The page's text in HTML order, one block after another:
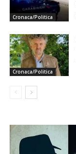
Cronaca/Politica
Cronaca/Politica